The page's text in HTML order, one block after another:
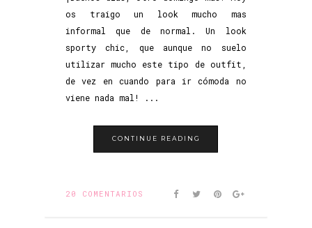
os traigo un look mucho mas
informal que de normal. Un look
sporty chic, que aunque no suelo
utilizar mucho este tipo de outfit,
de vez en cuando para ir cómoda no
viene nada mal! ...
CONTINUE READING
20 COMENTARIOS